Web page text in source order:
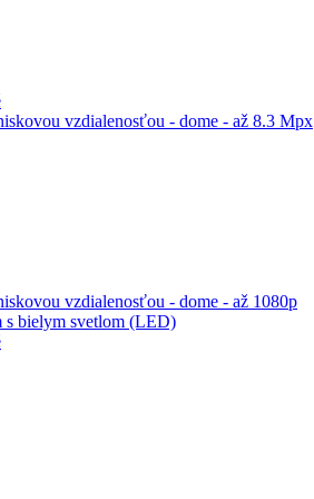
vzdialenosťou - dome - až 8.3 Mpx
vzdialenosťou - dome - až 1080p
s bielym svetlom (LED)